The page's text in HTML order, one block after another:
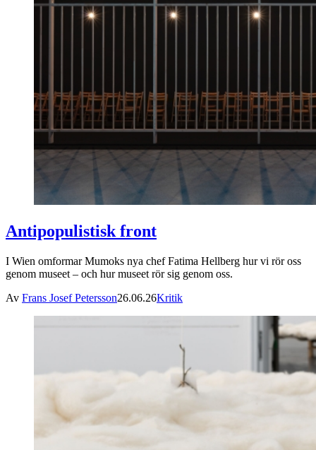
Antipopulistisk front
I Wien omformar Mumoks nya chef Fatima Hellberg hur vi rör oss
genom museet – och hur museet rör sig genom oss.
Av Frans Josef Petersson26.06.26Kritik